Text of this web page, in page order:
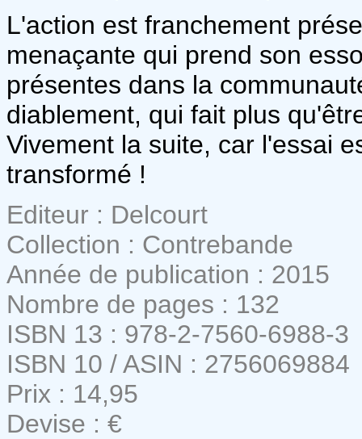
L'action est franchement
menaçante qui prend son
présentes dans la
diablement, qui fait plus
Vivement la suite, car l'essai
transformé !
Editeur : Delcourt
Collection : Contrebande
Année de publication : 2015
Nombre de pages : 132
ISBN 13 : 978-2-7560-6988-3
ISBN 10 / ASIN : 2756069884
Prix : 14,95
Devise : €